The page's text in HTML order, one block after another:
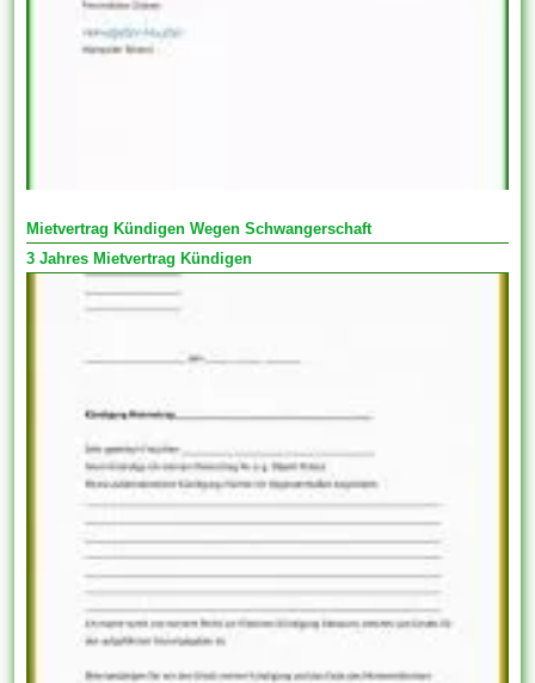
Mietvertrag Kündigen Wegen Schwangerschaft
3 Jahres Mietvertrag Kündigen